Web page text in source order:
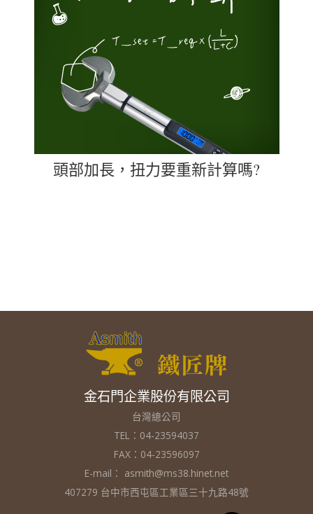
頭部加長，扭力要重新計算嗎?
金石門企業股份有限公司
台灣總公司
TEL：04-23594037
FAX：04-23596097
E-mail： asmith@ms38.hinet.net
407279 台中市西屯區工業區三十九路48號